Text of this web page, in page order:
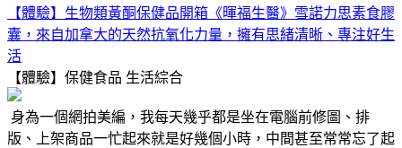
【體驗】生物類黃酮保健品開箱《暉福生醫》雪諾力思素食膠
囊，來自加拿大的天然抗氧化力量，擁有思緒清晰、專注好生
活
【體驗】保健食品 生活綜合
身為一個網拍美編，我每天幾乎都是坐在電腦前修圖、排
版、上架商品一忙起來就是好幾個小時，中間甚至常常忘了起